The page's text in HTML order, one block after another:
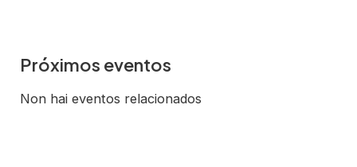
Próximos eventos
Non hai eventos relacionados